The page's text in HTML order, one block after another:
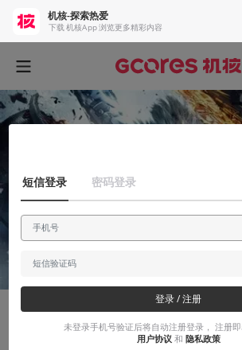
机核-探索热爱
下载 机核App 浏览更多精彩内容
短信登录 密码登录
登录 / 注册
未登录手机号验证后将自动注册登录， 注册
用户协议 和 隐私政策